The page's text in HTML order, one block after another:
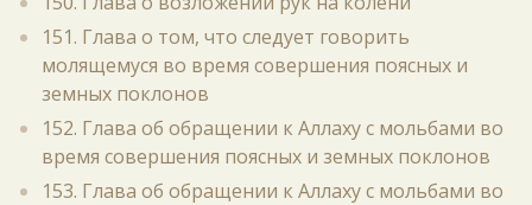
151. Глава о том, что следует говорить
молящемуся во время совершения поясных и
земных поклонов
152. Глава об обращении к Аллаху с мольбами во
время совершения поясных и земных поклонов
153. Глава об обращении к Аллаху с мольбами во